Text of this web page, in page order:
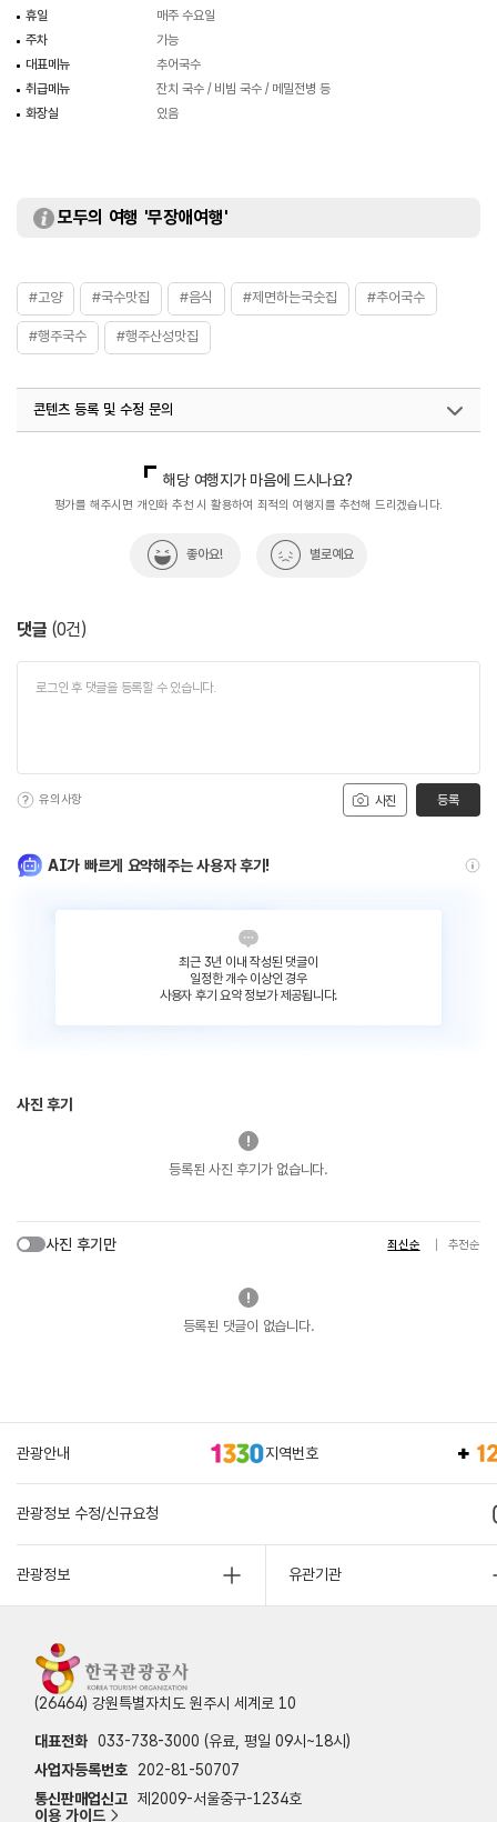
휴일
매주 수요일
주차
가능
대표메뉴
추어국수
취급메뉴
잔치 국수 / 비빔 국수 / 메밀전병 등
화장실
있음
모두의 여행 '무장애여행'
#고양 #국수맛집 #음식 #제면하는국숫집 #추어국수
#행주국수 #행주산성맛집
콘텐츠 등록 및 수정 문의
해당 여행지가 마음에 드시나요?
평가를 해주시면 개인화 추천 시 활용하여 최적의 여행지를 추천해 드리겠습니다.
좋아요! 별로예요
댓글 (0건)
사진
유의사항 등록
AI가 빠르게 요약해주는 사용자 후기!
최근 3년 이내 작성된 댓글이
일정한 개수 이상인 경우
사용자 후기 요약 정보가 제공됩니다.
사진 후기
등록된 사진 후기가 없습니다.
사진 후기만 최신순 추천순
등록된 댓글이 없습니다.
관광안내 지역번호
관광정보 수정/신규요청
관광정보 유관기관
(26464) 강원특별자치도 원주시 세계로 10
대표전화 033-738-3000 (유료, 평일 09시~18시)
사업자등록번호
202-81-50707
통신판매업신고 제2009-서울중구-1234호
이용 가이드